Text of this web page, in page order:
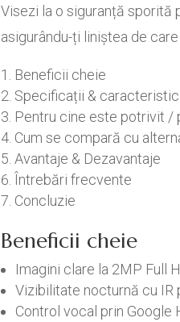
Visezi la o siguranță sporită
asigurându-ți liniștea de care
Beneficii cheie
Specificații &
Pentru cine este potrivit /
Cum se compară cu
Avantaje & Dezavantaje
Întrebări frecvente
Concluzie
Beneficii cheie
Imagini clare la 2MP Full
Vizibilitate nocturnă cu IR
Control vocal prin Google